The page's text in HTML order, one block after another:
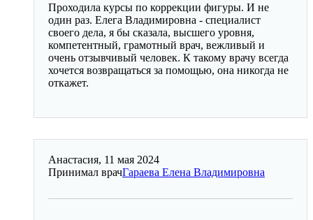
Проходила курсы по коррекции фигуры. И не
один раз. Елега Владимировна - специалист
своего дела, я бы сказала, высшего уровня,
компетентный, грамотный врач, вежливый и
очень отзывчивый человек. К такому врачу всегда
хочется возвращаться за помощью, она никогда не
откажет.
Анастасия, 11 мая 2024
Принимал врачГараева Елена Владимировна